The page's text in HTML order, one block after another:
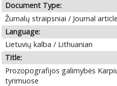
Document Type:
Žurnalų straipsniai / Journal
Language:
Lietuvių kalba / Lithuanian
Title:
Prozopografijos galimybės
tyrimuose